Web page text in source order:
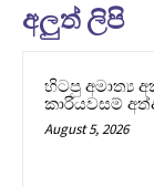
අලුත් ලිපි
හිටපු අමාත්‍ය
කාරියවසම්
August 5, 2026